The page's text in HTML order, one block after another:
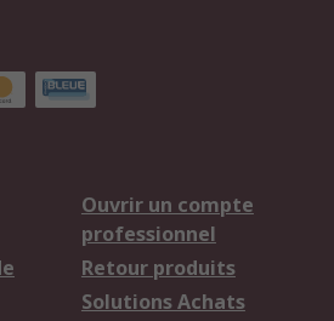
Ouvrir un compte
professionnel
Retour produits
Solutions Achats